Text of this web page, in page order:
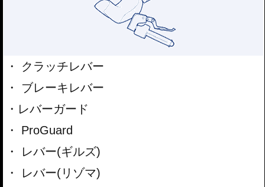
クラッチレバー
ブレーキレバー
レバーガード
ProGuard
レバー(ギルズ)
レバー(リゾマ)